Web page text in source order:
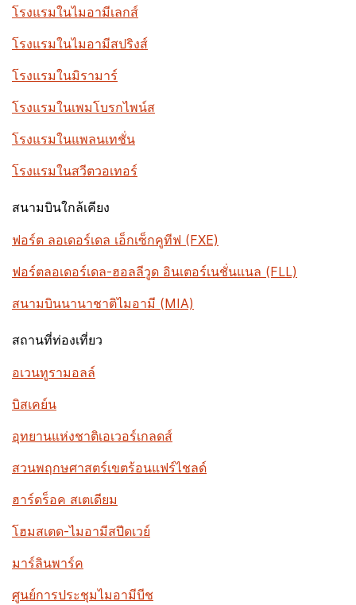
โรงแรมในไมอามีเลกส์
โรงแรมในไมอามีสปริงส์
โรงแรมในมิรามาร์
โรงแรมในเพมโบรกไพน์ส
โรงแรมในแพลนเทชั่น
โรงแรมในสวีตวอเทอร์
สนามบินใกล้เคียง
ฟอร์ต ลอเดอร์เดล เอ็กเซ็กคูทีฟ (FXE)
ฟอร์ตลอเดอร์เดล-ฮอลลีวูด อินเตอร์เนชั่นแนล (FLL)
สนามบินนานาชาติไมอามี (MIA)
สถานที่ท่องเที่ยว
อเวนทูรามอลล์
บิสเคย์น
อุทยานแห่งชาติเอเวอร์เกลดส์
สวนพฤกษศาสตร์เขตร้อนแฟร์ไชลด์
ฮาร์ดร็อค สเตเดียม
โฮมสเตด-ไมอามีสปีดเวย์
มาร์ลินพาร์ค
ศูนย์การประชุมไมอามีบีช